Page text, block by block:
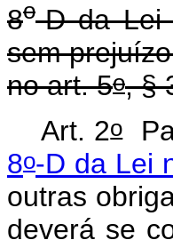
8o-D da Lei
sem
no art. 5o, §
Art. 2o
8o-D da Lei
outras
deverá se